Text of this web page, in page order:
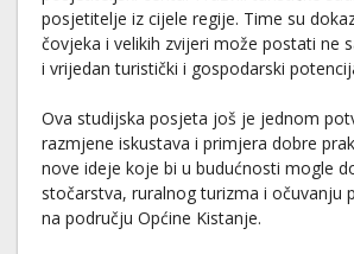
posjetitelje iz cijele regije. Time su
čovjeka i velikih zvijeri može postati ne
i vrijedan turistički i gospodarski
Ova studijska posjeta još je jednom
razmjene iskustava i primjera dobre
nove ideje koje bi u budućnosti mogle
stočarstva, ruralnog turizma i očuvanju
na području Općine Kistanje.